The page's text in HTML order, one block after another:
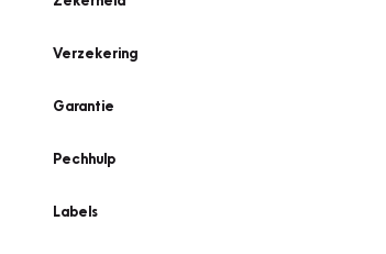
Verzekering
Garantie
Pechhulp
Labels